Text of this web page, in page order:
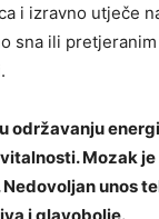
i izravno utječe
sna ili
održavanju
Mozak
unos